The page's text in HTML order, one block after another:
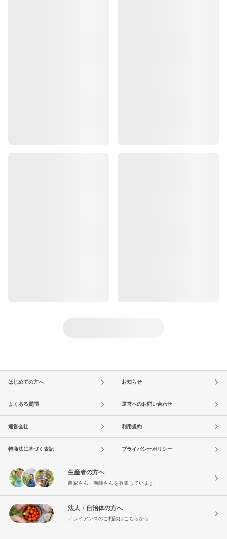
はじめての方へ お知らせ
よくある質問 運営へのお問い合わせ
運営会社 利用規約
特商法に基づく表記 プライバシーポリシー
生産者の方へ
農家さん・漁師さんを募集しています!
法人・自治体の方へ
アライアンスのご相談はこちらから